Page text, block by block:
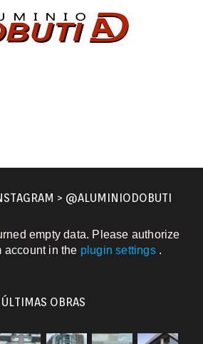
> @ALUMINIODOBUTI
empty data. Please authorize
account in the plugin settings .
ÚLTIMAS OBRAS